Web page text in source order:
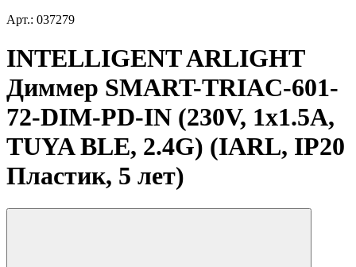
Арт.: 037279
INTELLIGENT ARLIGHT
Диммер SMART-TRIAC-601-
72-DIM-PD-IN (230V, 1x1.5A,
TUYA BLE, 2.4G) (IARL, IP20
Пластик, 5 лет)